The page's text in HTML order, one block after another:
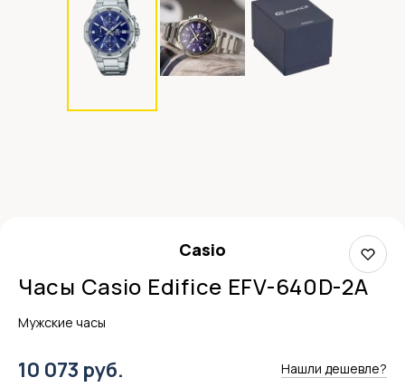
Casio
Часы Casio Edifice EFV-640D-2A
Мужские часы
10 073 руб. Нашли дешевле?